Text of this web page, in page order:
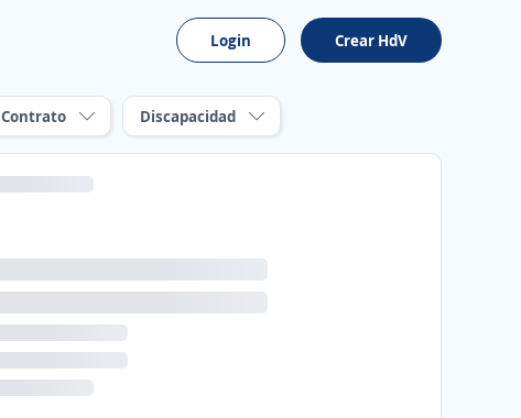
Login Crear HdV
Contrato Discapacidad